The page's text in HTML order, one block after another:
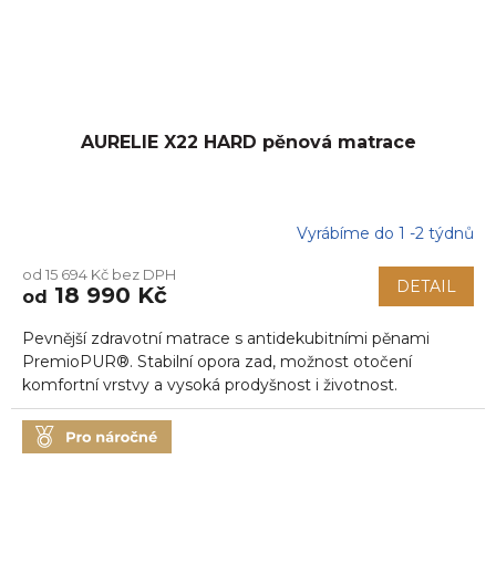
AURELIE X22 HARD pěnová matrace
produktu
je
z
5
hvězdiček.
Vyrábíme do 1 -2 týdnů
od 15 694 Kč bez DPH
od 18 990 Kč DETAIL
Pevnější zdravotní matrace s antidekubitními pěnami
PremioPUR®. Stabilní opora zad, možnost otočení
komfortní vrstvy a vysoká prodyšnost i životnost.